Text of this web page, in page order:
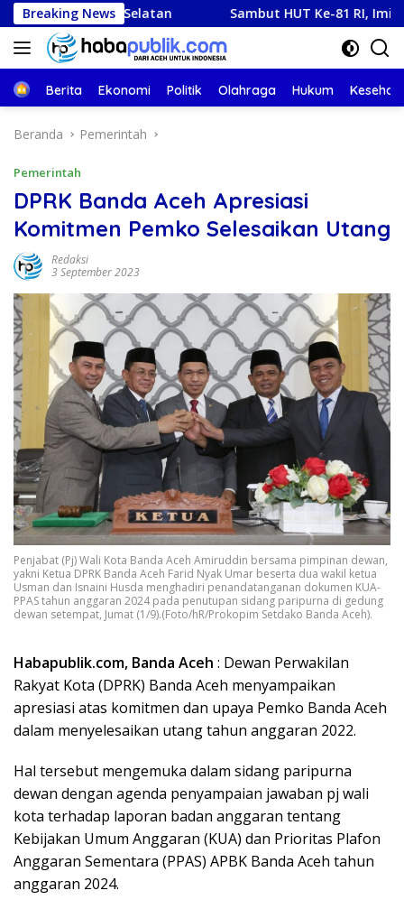
Langsung
ke
konten
Breaking NewsSambut HUT Ke-81 RI, Imigrasi Meulaboh Gelar
Beranda
Berita Ekonomi Politik Olahraga Hukum
Beranda Pemerintah
Pemerintah
DPRK Banda Aceh Apresiasi
Komitmen Pemko Selesaikan Utang
Redaksi
3 September 2023
Penjabat (Pj) Wali Kota Banda Aceh Amiruddin bersama pimpinan dewan,
yakni Ketua DPRK Banda Aceh Farid Nyak Umar beserta dua wakil ketua
Usman dan Isnaini Husda menghadiri penandatanganan dokumen KUA-
PPAS tahun anggaran 2024 pada penutupan sidang paripurna di gedung
dewan setempat, Jumat (1/9).(Foto/hR/Prokopim Setdako Banda Aceh).
Habapublik.com, Banda Aceh : Dewan Perwakilan
Rakyat Kota (DPRK) Banda Aceh menyampaikan
apresiasi atas komitmen dan upaya Pemko Banda Aceh
dalam menyelesaikan utang tahun anggaran 2022.
Hal tersebut mengemuka dalam sidang paripurna
dewan dengan agenda penyampaian jawaban pj wali
kota terhadap laporan badan anggaran tentang
Kebijakan Umum Anggaran (KUA) dan Prioritas Plafon
Anggaran Sementara (PPAS) APBK Banda Aceh tahun
anggaran 2024.